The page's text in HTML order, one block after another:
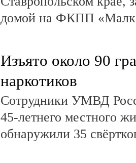
домой на ФКПП
Изъято около 90
наркотиков
Сотрудники УМВД
45-летнего местного
обнаружили 35